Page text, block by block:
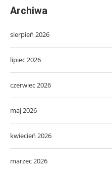
Archiwa
sierpień 2026
lipiec 2026
czerwiec 2026
maj 2026
kwiecień 2026
marzec 2026